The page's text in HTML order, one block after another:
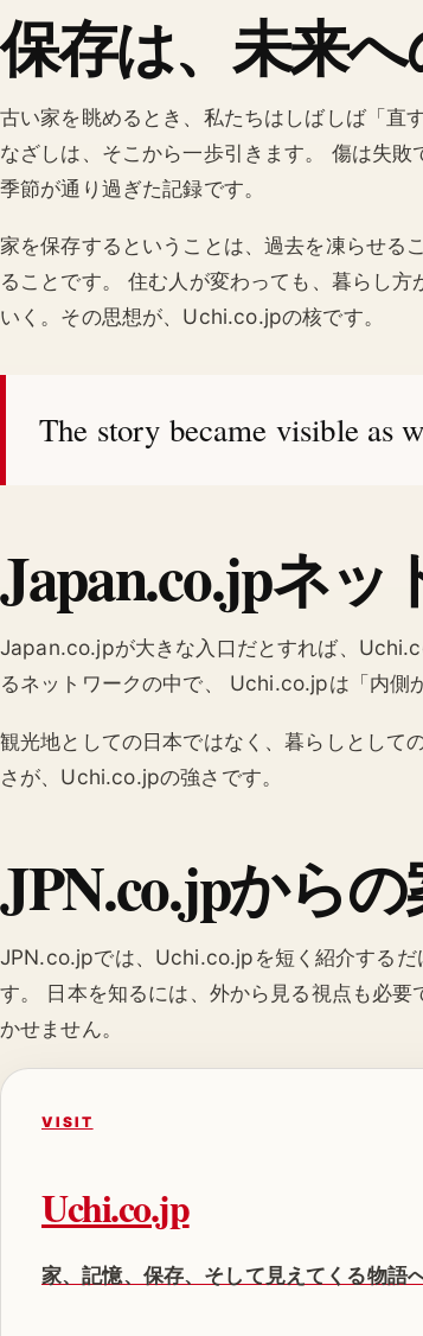
保存は、未来
古い家を眺めるとき、私たちはしばしば「
なざしは、そこから一歩引きます。 傷は失
季節が通り過ぎた記録です。
家を保存するということは、過去を凍らせる
ることです。 住む人が変わっても、暮らし
いく。その思想が、Uchi.co.jpの核です。
The story became visible as
Japan.co.jpネ
Japan.co.jpが大きな入口だとすれば、
るネットワークの中で、 Uchi.co.jpは「内側
観光地としての日本ではなく、暮らしとして
さが、Uchi.co.jpの強さです。
JPN.co.jpから
JPN.co.jpでは、Uchi.co.jpを短く紹介する
す。 日本を知るには、外から見る視点も必
かせません。
VISIT
Uchi.co.jp
家、記憶、保存、そして見えてくる物語へ